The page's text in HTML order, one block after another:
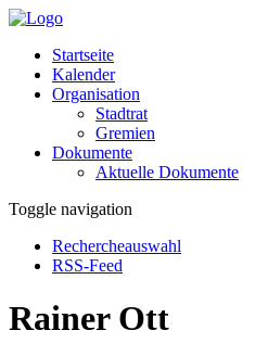
Startseite
Kalender
Organisation
Stadtrat
Gremien
Dokumente
Aktuelle Dokumente
Toggle navigation
Rechercheauswahl
RSS-Feed
Rainer Ott